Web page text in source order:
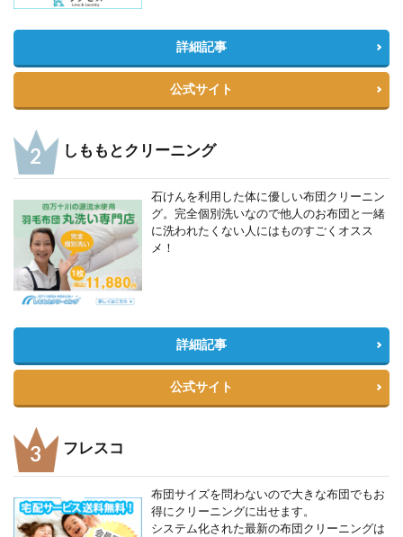
詳細記事
公式サイト
しももとクリーニング
石けんを利用した体に優しい布団クリーニン
グ。完全個別洗いなので他人のお布団と一緒
に洗われたくない人にはものすごくオスス
メ！
詳細記事
公式サイト
フレスコ
布団サイズを問わないので大きな布団でもお
得にクリーニングに出せます。
システム化された最新の布団クリーニングは